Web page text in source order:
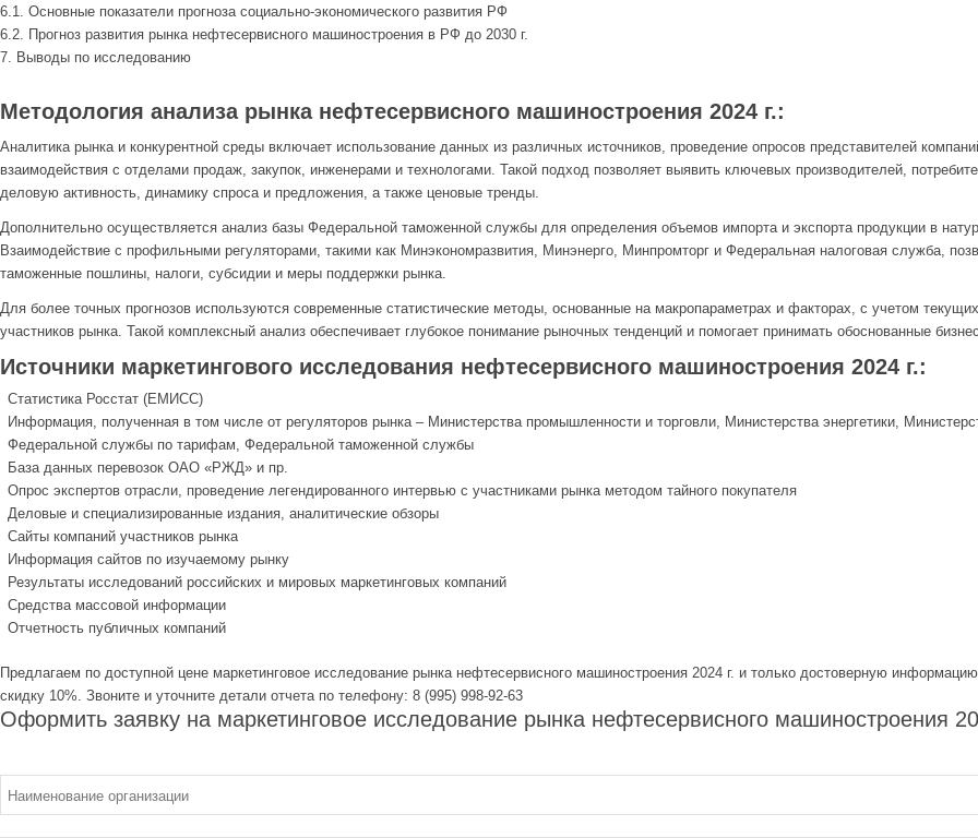
6.1. Основные показатели прогноза социально-экономического развития РФ
6.2. Прогноз развития рынка нефтесервисного машиностроения в РФ до 2030 г.
7. Выводы по исследованию
Методология анализа рынка нефтесервисного машиностроения 2024 г.:
Аналитика рынка и конкурентной среды включает использование данных из различных источников, проведение опросов представителей
взаимодействия с отделами продаж, закупок, инженерами и технологами. Такой подход позволяет выявить ключевых производителей,
деловую активность, динамику спроса и предложения, а также ценовые тренды.
Дополнительно осуществляется анализ базы Федеральной таможенной службы для определения объемов импорта и экспорта продукции в
Взаимодействие с профильными регуляторами, такими как Минэкономразвития, Минэнерго, Минпромторг и Федеральная налоговая служба,
таможенные пошлины, налоги, субсидии и меры поддержки рынка.
Для более точных прогнозов используются современные статистические методы, основанные на макропараметрах и факторах, с учетом
участников рынка. Такой комплексный анализ обеспечивает глубокое понимание рыночных тенденций и помогает принимать обоснованные
Источники маркетингового исследования нефтесервисного машиностроения 2024 г.:
Статистика Росстат (ЕМИСС)
Информация, полученная в том числе от регуляторов рынка – Министерства промышленности и торговли, Министерства энергетики,
Федеральной службы по тарифам, Федеральной таможенной службы
База данных перевозок ОАО «РЖД» и пр.
Опрос экспертов отрасли, проведение легендированного интервью с участниками рынка методом тайного покупателя
Деловые и специализированные издания, аналитические обзоры
Сайты компаний участников рынка
Информация сайтов по изучаемому рынку
Результаты исследований российских и мировых маркетинговых компаний
Средства массовой информации
Отчетность публичных компаний
Предлагаем по доступной цене маркетинговое исследование рынка нефтесервисного машиностроения 2024 г. и только достоверную
скидку 10%. Звоните и уточните детали отчета по телефону: 8 (995) 998-92-63
Оформить заявку на маркетинговое исследование рынка нефтесервисного машиностроения